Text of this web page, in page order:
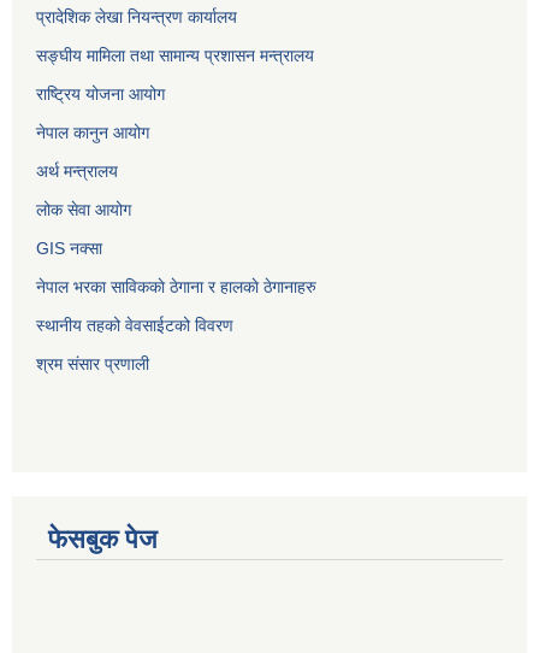
प्रादेशिक लेखा नियन्त्रण कार्यालय
सङ्‍घीय मामिला तथा सामान्य प्रशासन मन्त्रालय
राष्ट्रिय योजना आयोग
नेपाल कानुन आयोग
अर्थ मन्त्रालय
लोक सेवा आयोग
GIS नक्सा
नेपाल भरका साविककाे ठेगाना र हालकाे ठेगानाहरु
स्थानीय तहको वेवसाईटको विवरण
श्रम संसार प्रणाली
फेसबुक पेज